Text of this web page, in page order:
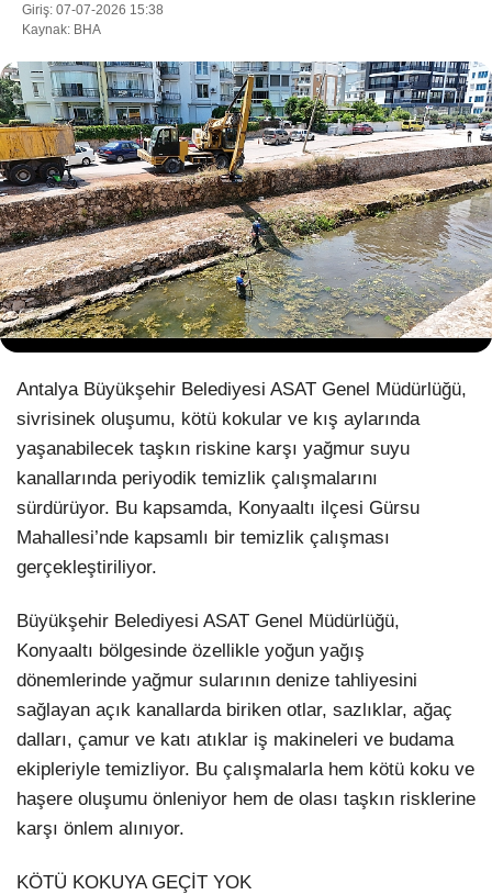
WhatsApp İhbar Hattı
Facebook
Instagram
Youtube
Pinterest
Dribbble
LinkedIn
Giriş: 07-07-2026 15:38
Kaynak: BHA
Antalya Büyükşehir Belediyesi ASAT Genel Müdürlüğü,
sivrisinek oluşumu, kötü kokular ve kış aylarında
yaşanabilecek taşkın riskine karşı yağmur suyu
kanallarında periyodik temizlik çalışmalarını
sürdürüyor. Bu kapsamda, Konyaaltı ilçesi Gürsu
Mahallesi’nde kapsamlı bir temizlik çalışması
gerçekleştiriliyor.
Büyükşehir Belediyesi ASAT Genel Müdürlüğü,
Konyaaltı bölgesinde özellikle yoğun yağış
dönemlerinde yağmur sularının denize tahliyesini
sağlayan açık kanallarda biriken otlar, sazlıklar, ağaç
dalları, çamur ve katı atıklar iş makineleri ve budama
ekipleriyle temizliyor. Bu çalışmalarla hem kötü koku ve
haşere oluşumu önleniyor hem de olası taşkın risklerine
karşı önlem alınıyor.
KÖTÜ KOKUYA GEÇİT YOK